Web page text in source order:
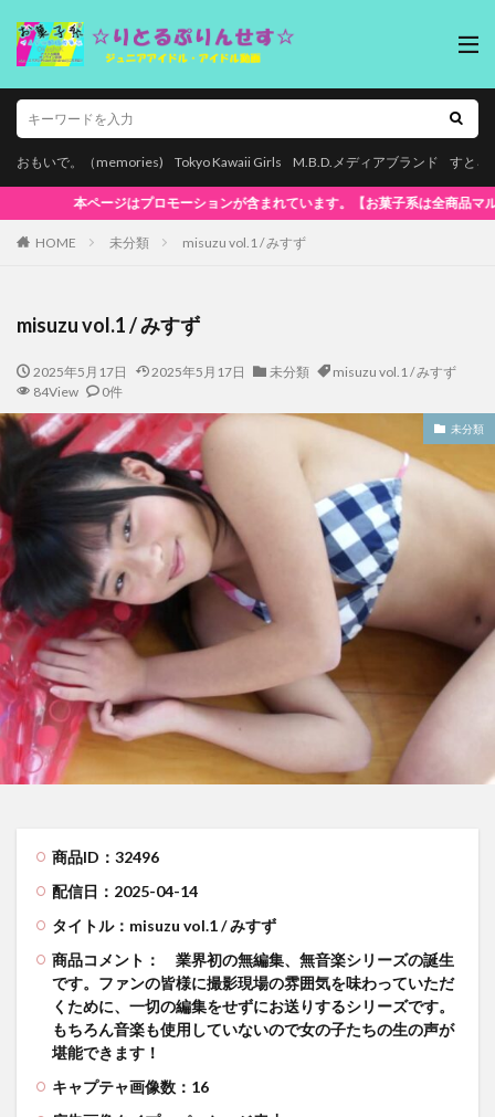
おもいで。（memories) Tokyo Kawaii Girls M.B.D.メディアブランド すとろ
お菓子系は全商品マルチデバイス再生対応!】WindowsOS、Mac、スマホ
HOME 未分類 misuzu vol.1 / みすず
misuzu vol.1 / みすず
2025年5月17日 2025年5月17日 未分類
misuzu vol.1 / みすず
84View
0件
未分類
商品ID：32496
配信日：2025-04-14
タイトル：misuzu vol.1 / みすず
商品コメント：
業界初の無編集、無音楽シリーズの誕生
です。ファンの皆様に撮影現場の雰囲気を味わっていただ
くために、一切の編集をせずにお送りするシリーズです。
もちろん音楽も使用していないので女の子たちの生の声が
堪能できます！
キャプテャ画像数：16